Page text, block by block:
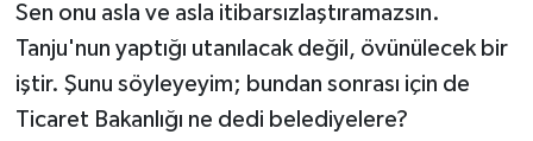
Sen onu asla ve asla itibarsızlaştıramazsın.
Tanju'nun yaptığı utanılacak değil, övünülecek bir
iştir. Şunu söyleyeyim; bundan sonrası için de
Ticaret Bakanlığı ne dedi belediyelere?